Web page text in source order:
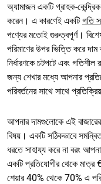
অ্যামাজন একটি গ্রাহক-
করেন। এ কারণেই একটিগতি
পণ্যের মতোই গুরুত্বপূর্ণ।
পরিমাণের উপর ভিত্তি করে
নির্ধারণকে চটপটে এবং
জন্য শেখার মধ্যে আপনার
পরিবর্তনের সাথে সাথে
আপনার দামগুলোকে এই বাজারের
বিষয়। একটি সঠিকভাবে
ধরতে সাহায্য করে না বরং
একটি প্রতিযোগীর থেকে
শেয়ার 40% থেকে 70% এ